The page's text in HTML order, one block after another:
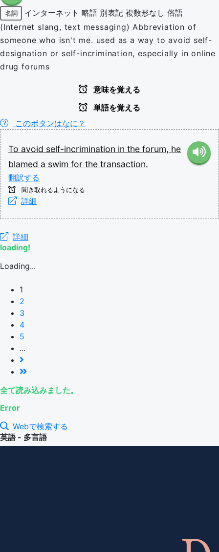
名詞 インターネット 略語 別表記 複数形なし 俗語
(Internet slang, text messaging) Abbreviation of
someone who isn't me. used as a way to avoid self-
designation or self-incrimination, especially in online
drug forums
意味を覚える
単語を覚える
このボタンはなに？
To avoid self-incrimination in the forum, he
blamed a swim for the transaction.
翻訳する
聞き取れるようになる
詳細
詳細
loading!
Loading...
1
2
3
4
5
...
全て読み込みました。
Error
Webで検索する
英語 - 多言語